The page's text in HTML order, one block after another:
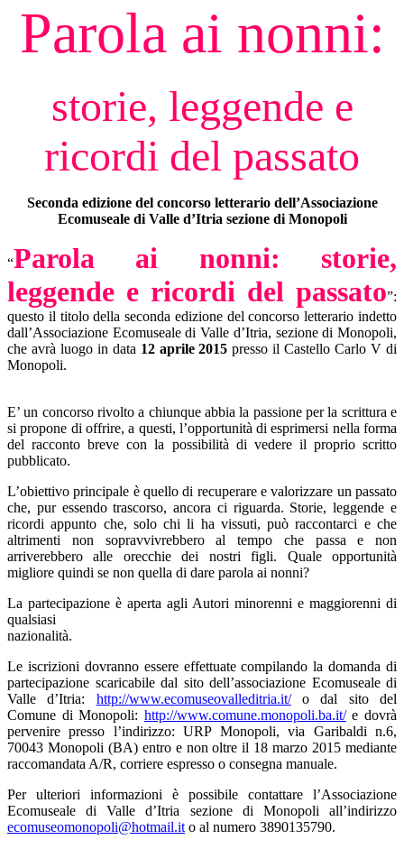
Parola ai nonni:
storie, leggende e
ricordi del passato
Seconda edizione del concorso letterario dell’Associazione
Ecomuseale di Valle d’Itria sezione di Monopoli
“Parola ai nonni: storie,
leggende e ricordi del passato”:
questo il titolo della seconda edizione del concorso letterario indetto
dall’Associazione Ecomuseale di Valle d’Itria, sezione di Monopoli,
che avrà luogo in data 12 aprile 2015 presso il Castello Carlo V di
Monopoli.
E’ un concorso rivolto a chiunque abbia la passione per la scrittura e
si propone di offrire, a questi, l’opportunità di esprimersi nella forma
del racconto breve con la possibilità di vedere il proprio scritto
pubblicato.
L’obiettivo principale è quello di recuperare e valorizzare un passato
che, pur essendo trascorso, ancora ci riguarda. Storie, leggende e
ricordi appunto che, solo chi li ha vissuti, può raccontarci e che
altrimenti non sopravvivrebbero al tempo che passa e non
arriverebbero alle orecchie dei nostri figli. Quale opportunità
migliore quindi se non quella di dare parola ai nonni?
La partecipazione è aperta agli Autori minorenni e maggiorenni di
qualsiasi
Le iscrizioni dovranno essere effettuate compilando la domanda di
partecipazione scaricabile dal sito dell’associazione Ecomuseale di
Valle d’Itria: http://www.ecomuseovalleditria.it/o dal sito del
Comune di Monopoli: http://www.comune.monopoli.ba.it/e dovrà
pervenire presso l’indirizzo: URP Monopoli, via Garibaldi n.6,
70043 Monopoli (BA) entro e non oltre il 18 marzo 2015 mediante
raccomandata A/R, corriere espresso o consegna manuale.
Per ulteriori informazioni è possibile contattare l’Associazione
Ecomuseale di Valle d’Itria sezione di Monopoli all’indirizzo
ecomuseomonopoli@hotmail.ito al numero 3890135790.